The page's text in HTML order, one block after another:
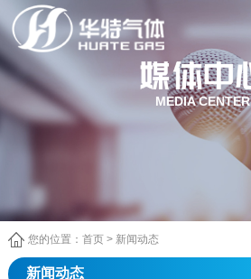
MEDIA CENTER
您的位置： 首页> 新闻动态
新闻动态